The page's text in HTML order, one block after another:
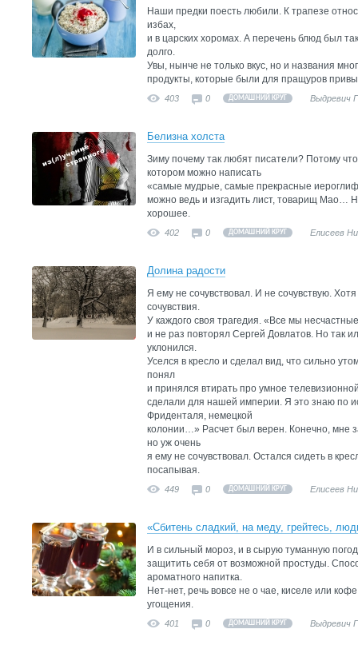
Наши предки поесть любили. К трапезе
избах,
и в царских хоромах. А перечень блюд был
долго.
Увы, нынче не только вкус, но и названия
продукты, которые были для пращуров
403 0 ДОМАШНИЙ КРУГ Выдревич
Белизна холста
Зиму почему так любят писатели? Потому
котором можно написать
«самые мудрые, самые прекрасные
можно ведь и изгадить лист, товарищ Мао…
хорошее.
402 0 ДОМАШНИЙ КРУГ Елисеев
Долина радости
Я ему не сочувствовал. И не сочувствую.
сочувствия.
У каждого своя трагедия. «Все мы
и не раз повторял Сергей Довлатов. Но так
уклонился.
Уселся в кресло и сделал вид, что сильно
понял
и принялся втирать про умное
сделали для нашей империи. Я это знаю по
Фриденталя, немецкой
колонии…» Расчет был верен. Конечно, мне
но уж очень
я ему не сочувствовал. Остался сидеть в
посапывая.
449 0 ДОМАШНИЙ КРУГ Елисеев
«Сбитень сладкий, на меду, грейтесь,
И в сильный мороз, и в сырую туманную
защитить себя от возможной простуды.
ароматного напитка.
Нет-нет, речь вовсе не о чае, киселе или
угощения.
401 0 ДОМАШНИЙ КРУГ Выдревич